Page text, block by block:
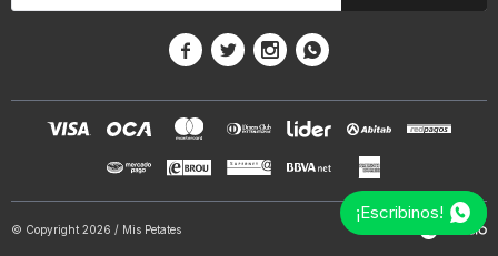
   
© Copyright 2026 / Mis Petates
¡Escribinos!